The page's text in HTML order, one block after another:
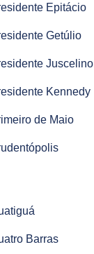
Epitácio
Getúlio
Juscelino
Kennedy
de Maio
Barras